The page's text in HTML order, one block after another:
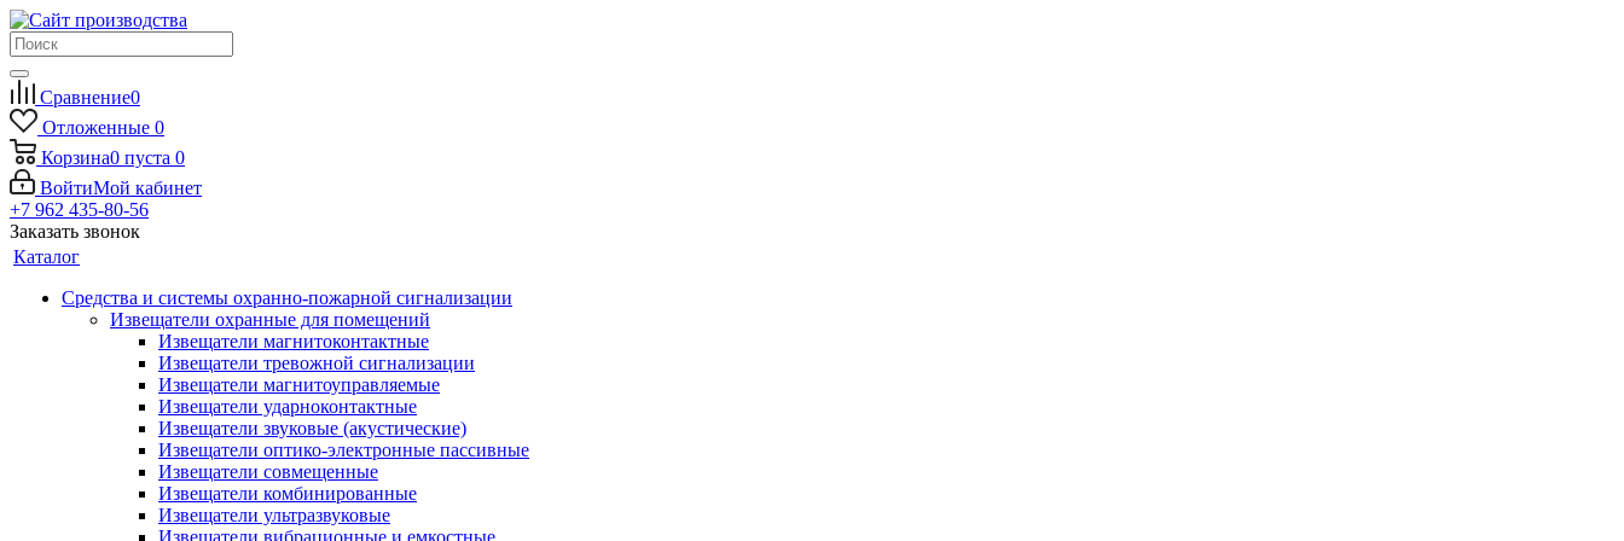
Сравнение0
Отложенные 0
Корзина0 пуста 0
ВойтиМой кабинет
+7 962 435-80-56
Заказать звонок
Каталог
Средства и системы охранно-пожарной сигнализации
Извещатели охранные для помещений
Извещатели магнитоконтактные
Извещатели тревожной сигнализации
Извещатели магнитоуправляемые
Извещатели ударноконтактные
Извещатели звуковые (акустические)
Извещатели оптико-электронные пассивные
Извещатели совмещенные
Извещатели комбинированные
Извещатели ультразвуковые
Извещатели вибрационные и емкостные